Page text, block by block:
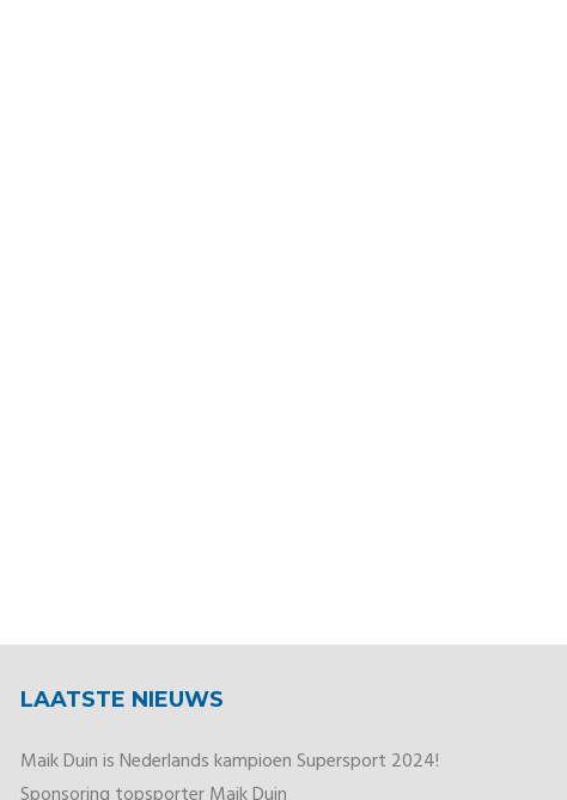
LAATSTE NIEUWS
Maik Duin is Nederlands kampioen Supersport 2024!